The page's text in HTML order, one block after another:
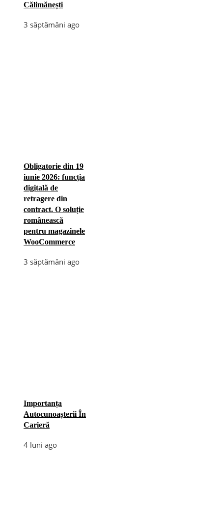
Călimănești
3 săptămâni ago
Obligatorie din 19
iunie 2026: funcția
digitală de
retragere din
contract. O soluție
românească
pentru magazinele
WooCommerce
3 săptămâni ago
Importanța
Autocunoașterii În
Carieră
4 luni ago